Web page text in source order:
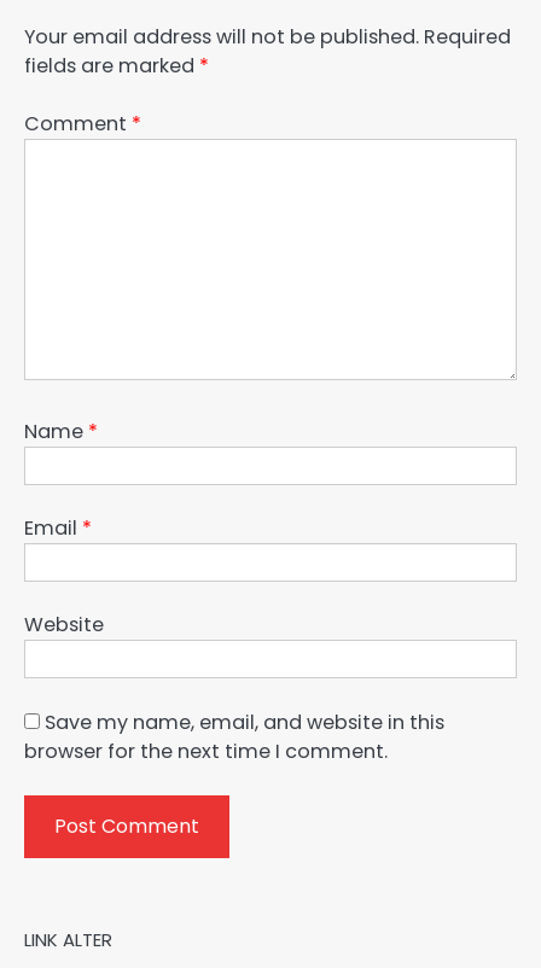
Your email address will not be published. Required
fields are marked *
Comment *
Name *
Email *
Website
Save my name, email, and website in this
browser for the next time I comment.
LINK ALTER